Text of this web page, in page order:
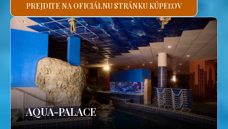
PREJDITE NA OFICIÁLNU STRÁNKU KÚPEĽOV
AQUA-PALACE